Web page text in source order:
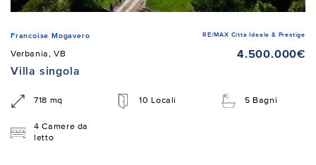
Francoise Mogavero RE/MAX Città Ideale & Prestige
Verbania, VB
4.500.000€
Villa singola
718 mq 10 Locali 5 Bagni
4 Camere da
letto